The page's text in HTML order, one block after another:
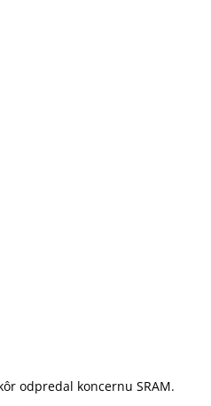
odpredal koncernu SRAM.